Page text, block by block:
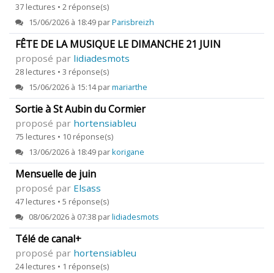
37 lectures • 2 réponse(s)
15/06/2026 à 18:49 parParisbreizh
FÊTE DE LA MUSIQUE LE DIMANCHE 21 JUIN
proposé par lidiadesmots
28 lectures • 3 réponse(s)
15/06/2026 à 15:14 parmariarthe
Sortie à St Aubin du Cormier
proposé par hortensiableu
75 lectures • 10 réponse(s)
13/06/2026 à 18:49 parkorigane
Mensuelle de juin
proposé par Elsass
47 lectures • 5 réponse(s)
08/06/2026 à 07:38 parlidiadesmots
Télé de canal+
proposé par hortensiableu
24 lectures • 1 réponse(s)